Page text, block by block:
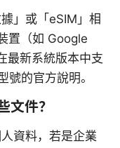
」或「eSIM」相
置（如 Google
最新系統版本中支
號的官方說明。
文件？
資料，若是企業